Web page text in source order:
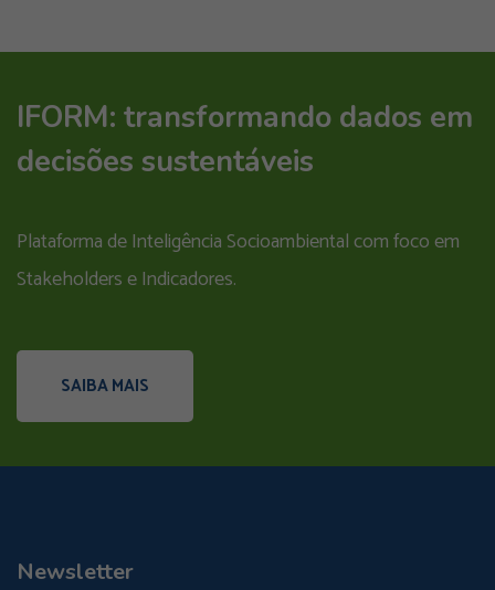
IFORM: transformando dados em
decisões sustentáveis
Plataforma de Inteligência Socioambiental com foco em
Stakeholders e Indicadores.
SAIBA MAIS
Newsletter